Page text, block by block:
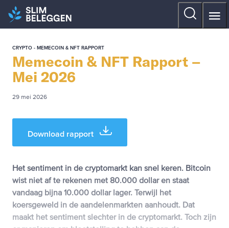
CRYPTO - MEMECOIN & NFT RAPPORT
Memecoin & NFT Rapport –
Mei 2026
29 mei 2026
Download rapport
Het sentiment in de cryptomarkt kan snel keren. Bitcoin
wist niet af te rekenen met 80.000 dollar en staat
vandaag bijna 10.000 dollar lager. Terwijl het
koersgeweld in de aandelenmarkten aanhoudt. Dat
maakt het sentiment slechter in de cryptomarkt. Toch zijn